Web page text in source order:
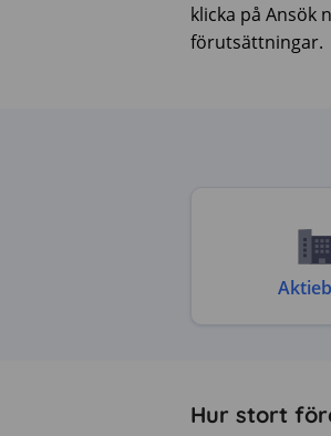
klicka på Ansök
förutsättningar.
Hur stort